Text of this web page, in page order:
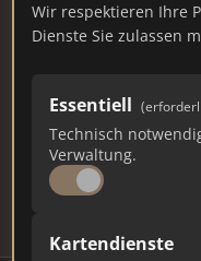
Wir respektieren Ihre
Dienste Sie zulassen
Essentiell
Technisch
Verwaltung.
Kartendienste
–
NORDRHEIN-WESTFALEN
76